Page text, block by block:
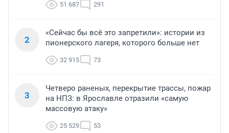
51 687 291
2
«Сейчас бы всё это запретили»: истории из
пионерского лагеря, которого больше нет
32 915 73
3
Четверо раненых, перекрытие трассы, пожар
на НПЗ: в Ярославле отразили «самую
массовую атаку»
25 529 53